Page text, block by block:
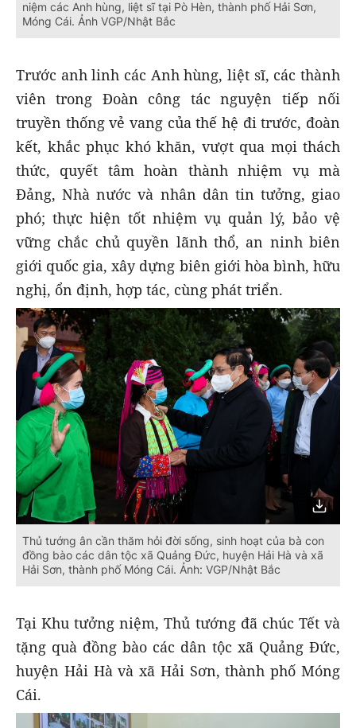
niệm các Anh hùng, liệt sĩ tại Pò Hèn, thành phố Hải Sơn,
Móng Cái. Ảnh VGP/Nhật Bắc
Trước anh linh các Anh hùng, liệt sĩ, các thành
viên trong Đoàn công tác nguyện tiếp nối
truyền thống vẻ vang của thế hệ đi trước, đoàn
kết, khắc phục khó khăn, vượt qua mọi thách
thức, quyết tâm hoàn thành nhiệm vụ mà
Đảng, Nhà nước và nhân dân tin tưởng, giao
phó; thực hiện tốt nhiệm vụ quản lý, bảo vệ
vững chắc chủ quyền lãnh thổ, an ninh biên
giới quốc gia, xây dựng biên giới hòa bình, hữu
nghị, ổn định, hợp tác, cùng phát triển.
Thủ tướng ân cần thăm hỏi đời sống, sinh hoạt của bà con
đồng bào các dân tộc xã Quảng Đức, huyện Hải Hà và xã
Hải Sơn, thành phố Móng Cái. Ảnh: VGP/Nhật Bắc
Tại Khu tưởng niệm, Thủ tướng đã chúc Tết và
tặng quà đồng bào các dân tộc xã Quảng Đức,
huyện Hải Hà và xã Hải Sơn, thành phố Móng
Cái.